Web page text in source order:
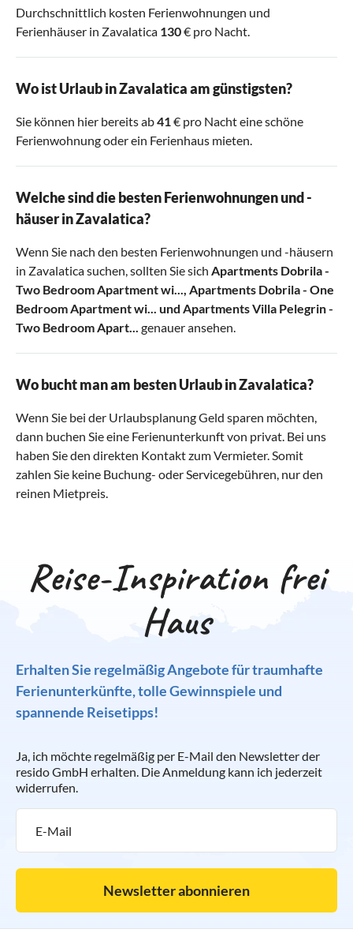
Durchschnittlich kosten Ferienwohnungen und
Ferienhäuser in Zavalatica 130€ pro Nacht.
Wo ist Urlaub in Zavalatica am günstigsten?
Sie können hier bereits ab41€ pro Nacht eine schöne
Ferienwohnung oder ein Ferienhaus mieten.
Welche sind die besten Ferienwohnungen und -
häuser in Zavalatica?
Wenn Sie nach den besten Ferienwohnungen und -häusern
in Zavalatica suchen, sollten Sie sich Apartments Dobrila -
Two Bedroom Apartment wi..., Apartments Dobrila - One
Bedroom Apartment wi... und Apartments Villa Pelegrin -
Two Bedroom Apart... genauer ansehen.
Wo bucht man am besten Urlaub in Zavalatica?
Wenn Sie bei der Urlaubsplanung Geld sparen möchten,
dann buchen Sie eine Ferienunterkunft von privat. Bei uns
haben Sie den direkten Kontakt zum Vermieter. Somit
zahlen Sie keine Buchung- oder Servicegebühren, nur den
reinen Mietpreis.
Reise-Inspiration frei
Haus
Erhalten Sie regelmäßig Angebote für traumhafte
Ferienunterkünfte, tolle Gewinnspiele und
spannende Reisetipps!
Ja, ich möchte regelmäßig per E-Mail den Newsletter der
resido GmbH erhalten. Die Anmeldung kann ich jederzeit
widerrufen.
Newsletter abonnieren